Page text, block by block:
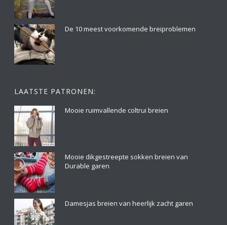
De 10 meest voorkomende breiproblemen
LAATSTE PATRONEN:
Mooie ruimvallende coltrui breien
Mooie dikgestreepte sokken breien van
Durable garen
Damesjas breien van heerlijk zacht garen